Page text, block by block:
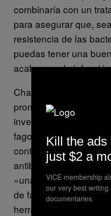
combinaría con un
para asegurar que,
resistencia de las
puedas tener una
acabar con la
Chan afirma que los
prometedores, pero
investigación. No
fagos nuestra mejor
contra la resistencia
antibióticos, sino que
«una apuesta». Pero
de fagos dirigido será
herramienta en el
Kill the ads
just $2 a
VICE membership
our very best
documentaries.